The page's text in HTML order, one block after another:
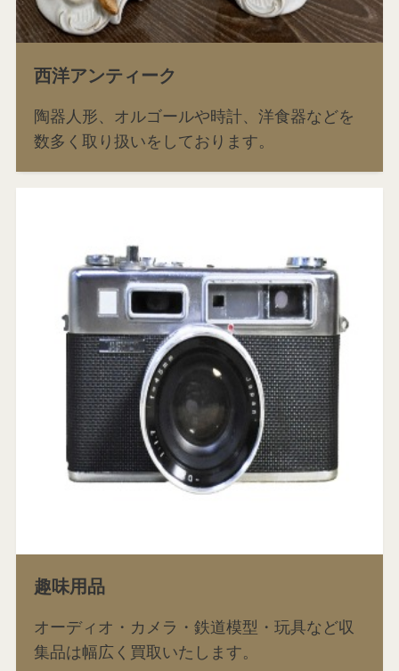
西洋アンティーク
陶器人形、オルゴールや時計、洋食器などを
数多く取り扱いをしております。
趣味用品
オーディオ・カメラ・鉄道模型・玩具など収
集品は幅広く買取いたします。